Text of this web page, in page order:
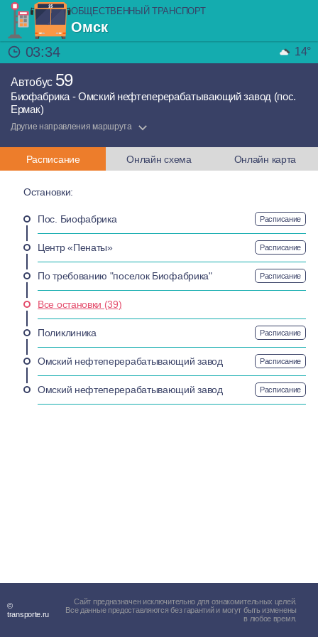
ОБЩЕСТВЕННЫЙ ТРАНСПОРТ
Омск
03:34
14°
Автобус 59
Биофабрика - Омский нефтеперерабатывающий завод (пос.
Ермак)
Другие направления маршрута
Расписание Онлайн схема Онлайн карта
Остановки:
Пос. Биофабрика Расписание
Центр «Пенаты» Расписание
По требованию "поселок Биофабрика" Расписание
Все остановки (39)
Поликлиника Расписание
Омский нефтеперерабатывающий завод Расписание
Омский нефтеперерабатывающий завод Расписание
©
transporte.ru
Сайт предназначен исключительно для ознакомительных целей.
Все данные предоставляются без гарантий и могут быть изменены
в любое время.